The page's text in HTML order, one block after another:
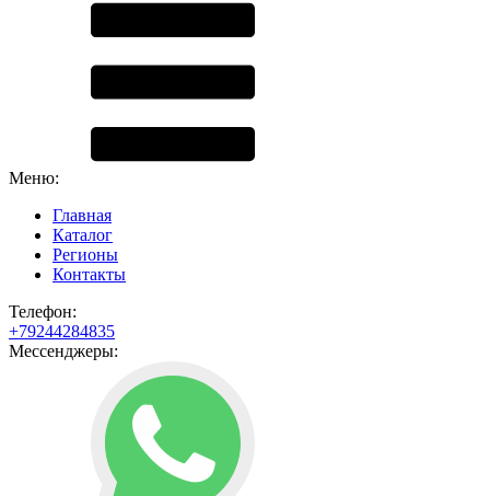
Меню:
Главная
Каталог
Регионы
Контакты
Телефон:
+79244284835
Мессенджеры: